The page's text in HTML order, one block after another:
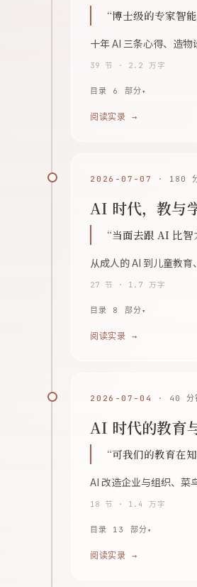
“博士级的专家智
十年 AI 三条心得、造
39 节 · 2.2 万字
目录 6 部分
阅读实录 →
2026-07-07 · 180
AI 时代，教与
“当面去跟 AI 比
从成人的 AI 到儿童教
27 节 · 1.7 万字
目录 8 部分
阅读实录 →
2026-07-04 · 40 分
AI 时代的教育
“可我们的教育在
AI 改造企业与组织、菜
18 节 · 1.4 万字
目录 13 部分
阅读实录 →